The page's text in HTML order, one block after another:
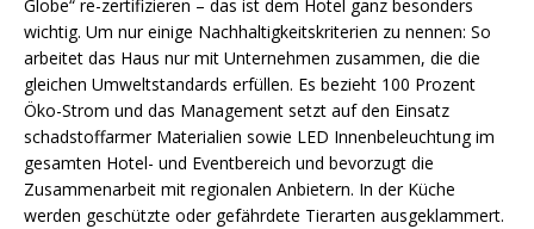
Globe“ re-zertifizieren – das ist dem Hotel ganz besonders
wichtig. Um nur einige Nachhaltigkeitskriterien zu nennen: So
arbeitet das Haus nur mit Unternehmen zusammen, die die
gleichen Umweltstandards erfüllen. Es bezieht 100 Prozent
Öko-Strom und das Management setzt auf den Einsatz
schadstoffarmer Materialien sowie LED Innenbeleuchtung im
gesamten Hotel- und Eventbereich und bevorzugt die
Zusammenarbeit mit regionalen Anbietern. In der Küche
werden geschützte oder gefährdete Tierarten ausgeklammert.